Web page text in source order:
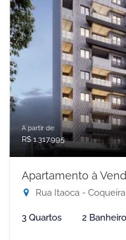
A partir de:
R$ 1.317.995
Apartamento à
Rua Itaoca -
3 Quartos 2